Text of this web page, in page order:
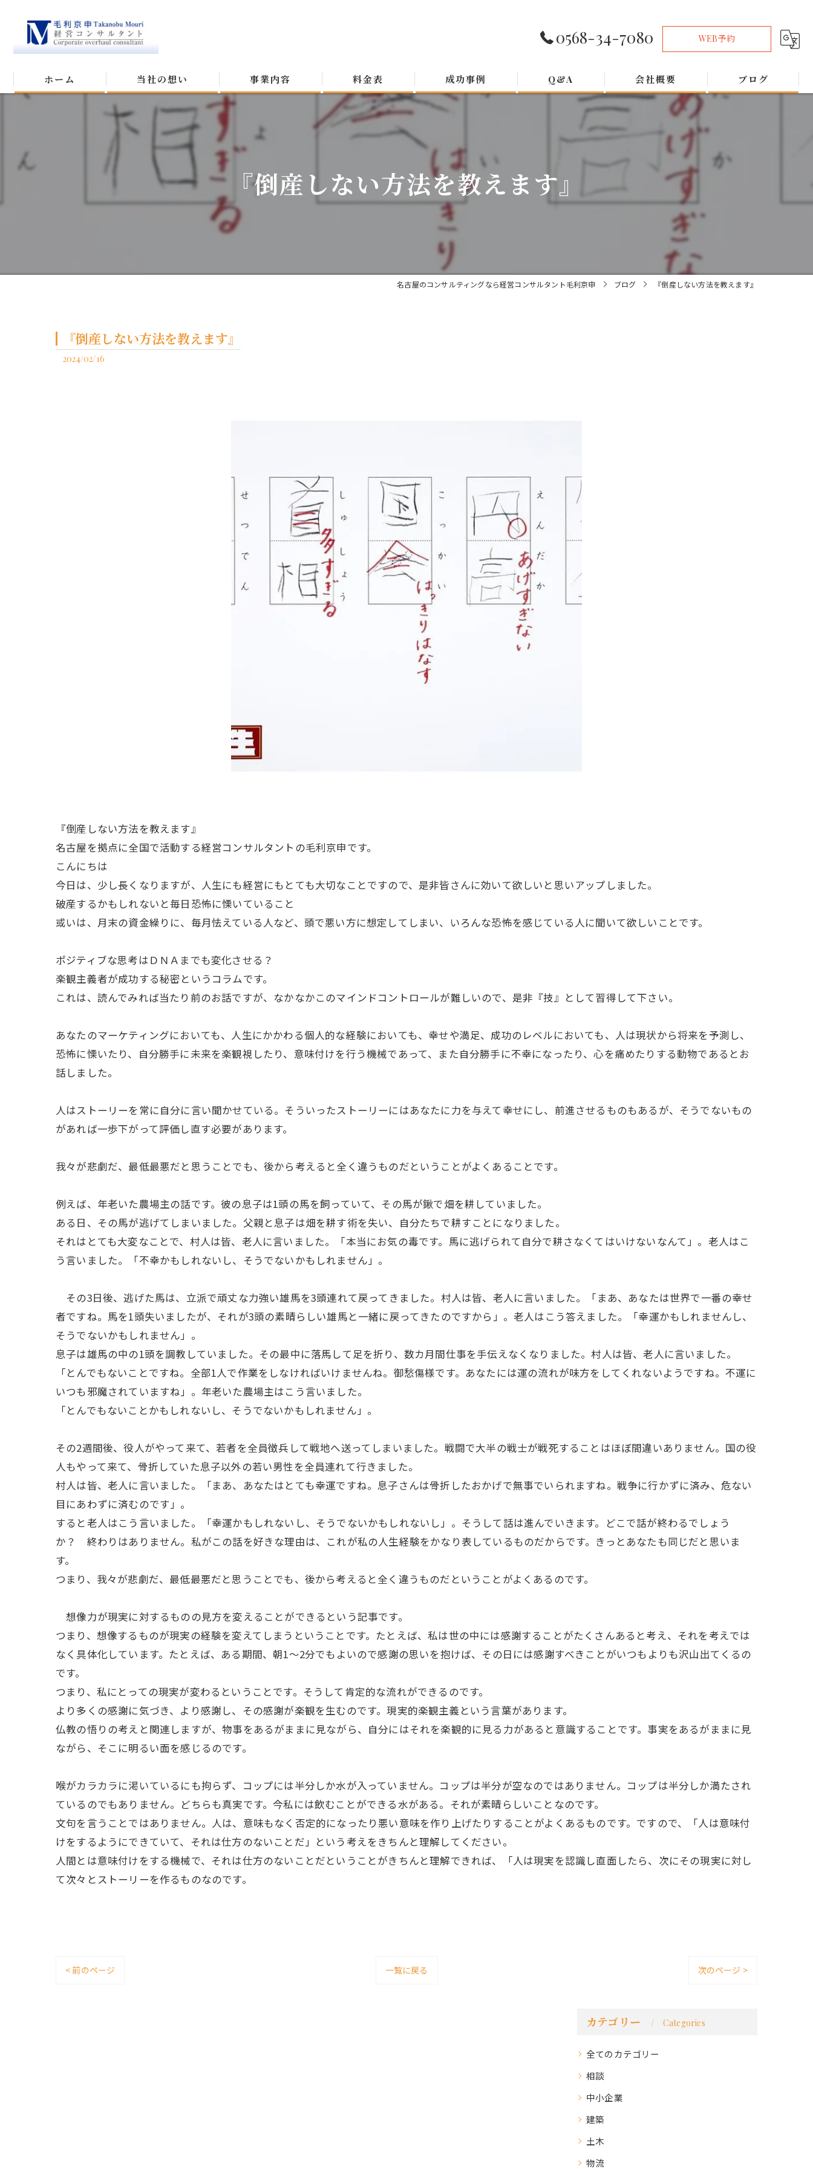
0568-34-7080 WEB予約
ホーム 当社の想い 事業内容 料金表 成功事例 Q&A 会社概要 ブログ
『倒産しない方法を教えます』
名古屋のコンサルティングなら経営コンサルタント毛利京申 ブログ 『倒産しない方法を教えます』
『倒産しない方法を教えます』
2024/02/16
『倒産しない方法を教えます』
名古屋を拠点に全国で活動する経営コンサルタントの毛利京申です。
こんにちは
今日は、少し長くなりますが、人生にも経営にもとても大切なことですので、是非皆さんに効いて欲しいと思いアップしました。
破産するかもしれないと毎日恐怖に慄いていること
或いは、月末の資金繰りに、毎月怯えている人など、頭で悪い方に想定してしまい、いろんな恐怖を感じている人に聞いて欲しいことです。
ポジティブな思考はＤＮＡまでも変化させる？
楽観主義者が成功する秘密というコラムです。
これは、読んでみれば当たり前のお話ですが、なかなかこのマインドコントロールが難しいので、是非『技』として習得して下さい。
あなたのマーケティングにおいても、人生にかかわる個人的な経験においても、幸せや満足、成功のレベルにおいても、人は現状から将来を予測し、
恐怖に慄いたり、自分勝手に未来を楽観視したり、意味付けを行う機械であって、また自分勝手に不幸になったり、心を痛めたりする動物であるとお
話しました。
人はストーリーを常に自分に言い聞かせている。そういったストーリーにはあなたに力を与えて幸せにし、前進させるものもあるが、そうでないもの
があれば一歩下がって評価し直す必要があります。
我々が悲劇だ、最低最悪だと思うことでも、後から考えると全く違うものだということがよくあることです。
例えば、年老いた農場主の話です。彼の息子は1頭の馬を飼っていて、その馬が鍬で畑を耕していました。
ある日、その馬が逃げてしまいました。父親と息子は畑を耕す術を失い、自分たちで耕すことになりました。
それはとても大変なことで、村人は皆、老人に言いました。「本当にお気の毒です。馬に逃げられて自分で耕さなくてはいけないなんて」。老人はこ
う言いました。「不幸かもしれないし、そうでないかもしれません」。
その3日後、逃げた馬は、立派で頑丈な力強い雄馬を3頭連れて戻ってきました。村人は皆、老人に言いました。「まあ、あなたは世界で一番の幸せ
者ですね。馬を1頭失いましたが、それが3頭の素晴らしい雄馬と一緒に戻ってきたのですから」。老人はこう答えました。「幸運かもしれませんし、
そうでないかもしれません」。
息子は雄馬の中の1頭を調教していました。その最中に落馬して足を折り、数カ月間仕事を手伝えなくなりました。村人は皆、老人に言いました。
「とんでもないことですね。全部1人で作業をしなければいけませんね。御愁傷様です。あなたには運の流れが味方をしてくれないようですね。不運に
いつも邪魔されていますね」。年老いた農場主はこう言いました。
「とんでもないことかもしれないし、そうでないかもしれません」。
その2週間後、役人がやって来て、若者を全員徴兵して戦地へ送ってしまいました。戦闘で大半の戦士が戦死することはほぼ間違いありません。国の役
人もやって来て、骨折していた息子以外の若い男性を全員連れて行きました。
村人は皆、老人に言いました。「まあ、あなたはとても幸運ですね。息子さんは骨折したおかげで無事でいられますね。戦争に行かずに済み、危ない
目にあわずに済むのです」。
すると老人はこう言いました。「幸運かもしれないし、そうでないかもしれないし」。そうして話は進んでいきます。どこで話が終わるでしょう
か？ 終わりはありません。私がこの話を好きな理由は、これが私の人生経験をかなり表しているものだからです。きっとあなたも同じだと思いま
す。
つまり、我々が悲劇だ、最低最悪だと思うことでも、後から考えると全く違うものだということがよくあるのです。
想像力が現実に対するものの見方を変えることができるという記事です。
つまり、想像するものが現実の経験を変えてしまうということです。たとえば、私は世の中には感謝することがたくさんあると考え、それを考えでは
なく具体化しています。たとえば、ある期間、朝1～2分でもよいので感謝の思いを抱けば、その日には感謝すべきことがいつもよりも沢山出てくるの
です。
つまり、私にとっての現実が変わるということです。そうして肯定的な流れができるのです。
より多くの感謝に気づき、より感謝し、その感謝が楽観を生むのです。現実的楽観主義という言葉があります。
仏教の悟りの考えと関連しますが、物事をあるがままに見ながら、自分にはそれを楽観的に見る力があると意識することです。事実をあるがままに見
ながら、そこに明るい面を感じるのです。
喉がカラカラに渇いているにも拘らず、コップには半分しか水が入っていません。コップは半分が空なのではありません。コップは半分しか満たされ
ているのでもありません。どちらも真実です。今私には飲むことができる水がある。それが素晴らしいことなのです。
文句を言うことではありません。人は、意味もなく否定的になったり悪い意味を作り上げたりすることがよくあるものです。ですので、「人は意味付
けをするようにできていて、それは仕方のないことだ」という考えをきちんと理解してください。
人間とは意味付けをする機械で、それは仕方のないことだということがきちんと理解できれば、「人は現実を認識し直面したら、次にその現実に対し
て次々とストーリーを作るものなのです。
< 前のページ 一覧に戻る 次のページ >
カテゴリー Categories
全てのカテゴリー
相談
中小企業
建築
土木
物流